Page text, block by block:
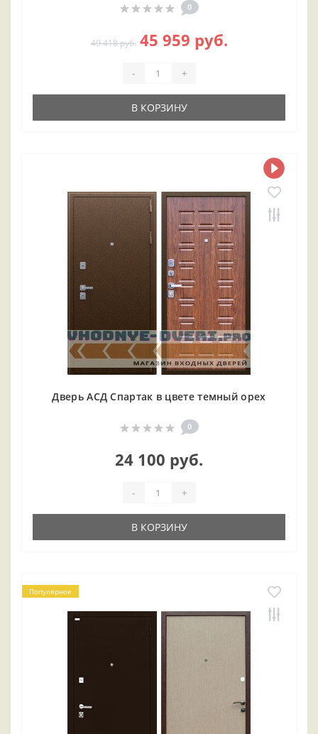
0
49 418 руб. 45 959 руб.
- +
В КОРЗИНУ
Дверь АСД Спартак в цвете темный орех
0
24 100 руб.
- +
В КОРЗИНУ
Популярное